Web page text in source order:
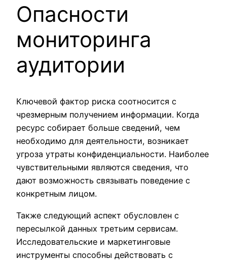
Опасности
мониторинга
аудитории
Ключевой фактор риска соотносится с
чрезмерным получением информации. Когда
ресурс собирает больше сведений, чем
необходимо для деятельности, возникает
угроза утраты конфиденциальности. Наиболее
чувствительными являются сведения, что
дают возможность связывать поведение с
конкретным лицом.
Также следующий аспект обусловлен с
пересылкой данных третьим сервисам.
Исследовательские и маркетинговые
инструменты способны действовать с